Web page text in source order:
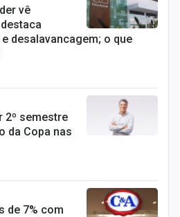
vê
desalavancagem; o que
2º semestre
da Copa nas
de 7% com